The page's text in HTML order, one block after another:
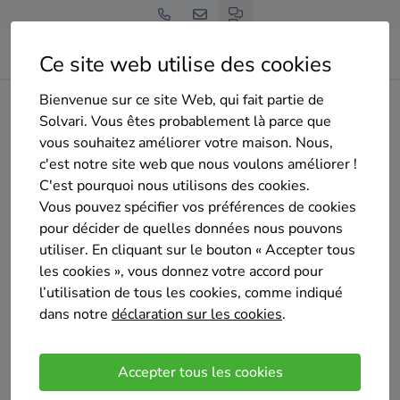
Ce site web utilise des cookies
Bienvenue sur ce site Web, qui fait partie de
Solvari. Vous êtes probablement là parce que
vous souhaitez améliorer votre maison. Nous,
c'est notre site web que nous voulons améliorer !
C'est pourquoi nous utilisons des cookies.
Vous pouvez spécifier vos préférences de cookies
pour décider de quelles données nous pouvons
utiliser. En cliquant sur le bouton « Accepter tous
les cookies », vous donnez votre accord pour
l’utilisation de tous les cookies, comme indiqué
dans notre déclaration sur les cookies.
Accepter tous les cookies
Home Isolation de la toiture Hainaut
Mons
LG GROUP ENTREPRISES
LG GROUP ENTREPRISES
Pas encore d'évaluation
Bergen
Nous sommes une entreprise familiale, père et fille.
Nous avons également des ouvriers dans l'équipe